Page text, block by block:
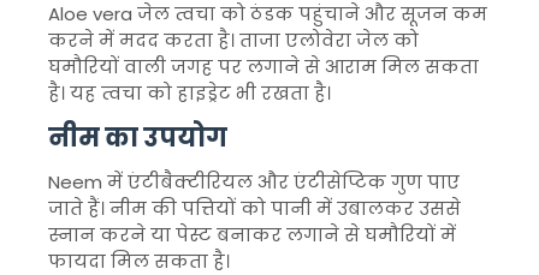
Aloe vera जेल त्वचा को ठंडक पहुंचाने और सूजन कम
करने में मदद करता है। ताजा एलोवेरा जेल को
घमौरियों वाली जगह पर लगाने से आराम मिल सकता
है। यह त्वचा को हाइड्रेट भी रखता है।
नीम का उपयोग
Neem में एंटीबैक्टीरियल और एंटीसेप्टिक गुण पाए
जाते हैं। नीम की पत्तियों को पानी में उबालकर उससे
स्नान करने या पेस्ट बनाकर लगाने से घमौरियों में
फायदा मिल सकता है।